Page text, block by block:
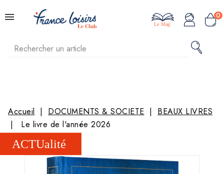
0
Le Mag
Accueil DOCUMENTS & SOCIETE
BEAUX LIVRES
Le livre de l'année 2026